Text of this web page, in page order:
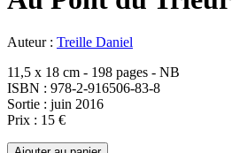
Auteur : Treille Daniel
11,5 x 18 cm - 198 pages - NB
ISBN : 978-2-916506-83-8
Sortie : juin 2016
Prix : 15 €